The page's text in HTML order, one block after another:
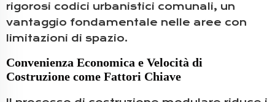
rigorosi codici urbanistici comunali, un
vantaggio fondamentale nelle aree con
limitazioni di spazio.
Convenienza Economica e Velocità di
Costruzione come Fattori Chiave